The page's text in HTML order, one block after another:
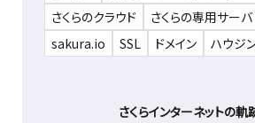
さくらのクラウド
さくらの専用サーバ
sakura.io
SSL ドメイン ハウジ
さくらインターネットの軌